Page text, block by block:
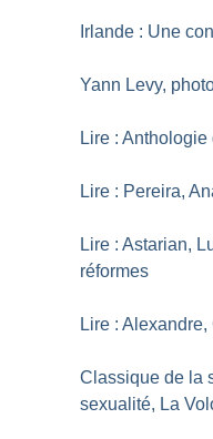
Irlande : Une
Yann Levy,
Lire :
Lire : Pereira,
Lire : Astarian,
réformes
Lire :
Classique de la
sexualité, La